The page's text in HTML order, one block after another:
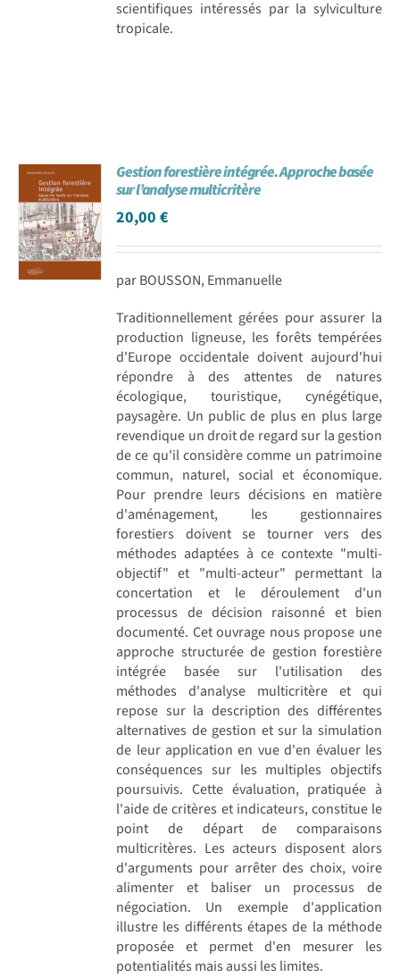
scientifiques intéressés par la sylviculture
tropicale.
Gestion forestière intégrée. Approche basée
sur l’analyse multicritère
20,00€
par BOUSSON, Emmanuelle
Traditionnellement gérées pour assurer la
production ligneuse, les forêts tempérées
d'Europe occidentale doivent aujourd'hui
répondre à des attentes de natures
écologique, touristique, cynégétique,
paysagère. Un public de plus en plus large
revendique un droit de regard sur la gestion
de ce qu'il considère comme un patrimoine
commun, naturel, social et économique.
Pour prendre leurs décisions en matière
d'aménagement, les gestionnaires
forestiers doivent se tourner vers des
méthodes adaptées à ce contexte "multi-
objectif" et "multi-acteur" permettant la
concertation et le déroulement d'un
processus de décision raisonné et bien
documenté. Cet ouvrage nous propose une
approche structurée de gestion forestière
intégrée basée sur l'utilisation des
méthodes d'analyse multicritère et qui
repose sur la description des différentes
alternatives de gestion et sur la simulation
de leur application en vue d'en évaluer les
conséquences sur les multiples objectifs
poursuivis. Cette évaluation, pratiquée à
l'aide de critères et indicateurs, constitue le
point de départ de comparaisons
multicritères. Les acteurs disposent alors
d'arguments pour arrêter des choix, voire
alimenter et baliser un processus de
négociation. Un exemple d'application
illustre les différents étapes de la méthode
proposée et permet d'en mesurer les
potentialités mais aussi les limites.